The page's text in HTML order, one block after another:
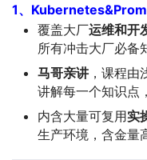
1、
覆盖大厂运维和开
所有冲击大厂必备
马哥亲讲 ，课程
讲解每一个知识点
内含大量可复用实
生产环境，含金量